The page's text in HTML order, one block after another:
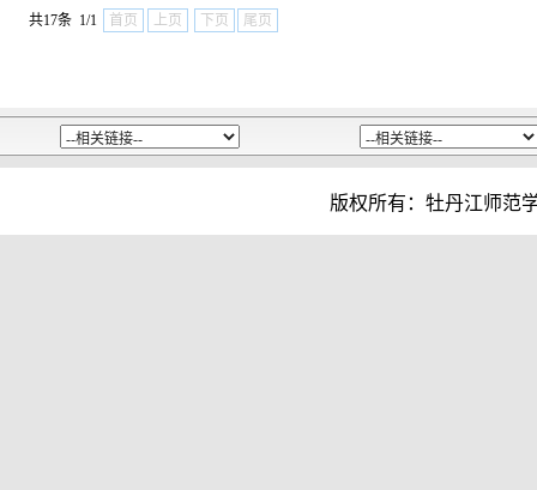
共17条 1/1 首页 上页 下页 尾页
版权所有：牡丹江师范